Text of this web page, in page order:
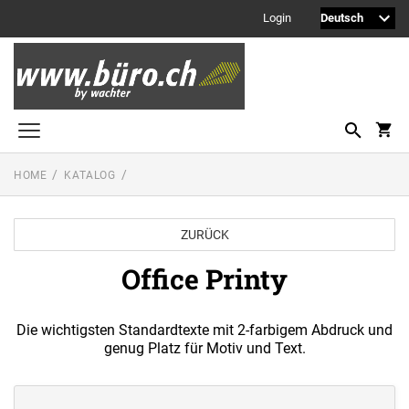
Login
Printy Textstempel
Taschenstempel
Professional Textstempel
Professional Datum- und Ziffernbandstempel
Printy Datumstempel
PRINTY LINE - DATUMSTEMPEL
HOME KATALOG
ZURÜCK
Office Printy
Die wichtigsten Standardtexte mit 2-farbigem Abdruck und
genug Platz für Motiv und Text.